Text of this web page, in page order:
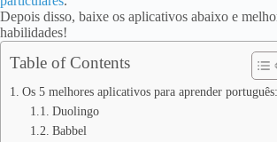
Depois disso, baixe os aplicativos abaixo e
habilidades!
Table of Contents
Os 5 melhores aplicativos para aprender português:
Duolingo
Babbel